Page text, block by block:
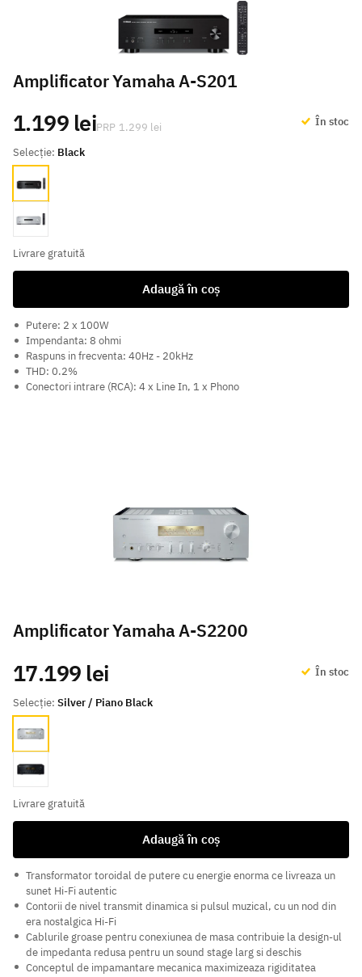
Amplificator Yamaha A-S201
În stoc
Selecție: Black
Black
Silver
Livrare gratuită
1.199 lei 1.299 lei
Adaugă în coș
Putere: 2 x 100W
Impendanta: 8 ohmi
Raspuns in frecventa: 40Hz - 20kHz
THD: 0.2%
Conectori intrare (RCA): 4 x Line In, 1 x Phono
Amplificator Yamaha A-S2200
În stoc
Selecție: Silver / Piano Black
Silver / Piano Black
Black / Piano Black
Livrare gratuită
17.199 lei
Adaugă în coș
Transformator toroidal de putere cu energie enorma ce livreaza un
sunet Hi-Fi autentic
Contorii de nivel transmit dinamica si pulsul muzical, cu un nod din
era nostalgica Hi-Fi
Cablurile groase pentru conexiunea de masa contribuie la design-ul
de impedanta redusa pentru un sound stage larg si deschis
Conceptul de impamantare mecanica maximizeaza rigiditatea